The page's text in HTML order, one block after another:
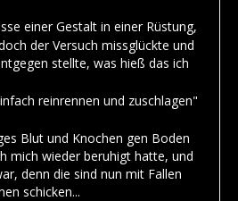
einer Gestalt in einer Rüstung,
der Versuch missglückte und
stellte, was hieß das ich
reinrennen und zuschlagen"
Blut und Knochen gen Boden
mich wieder beruhigt hatte, und
denn die sind nun mit Fallen
schicken...